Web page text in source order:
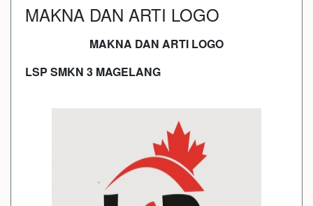
MAKNA DAN ARTI LOGO
MAKNA DAN ARTI LOGO
LSP SMKN 3 MAGELANG